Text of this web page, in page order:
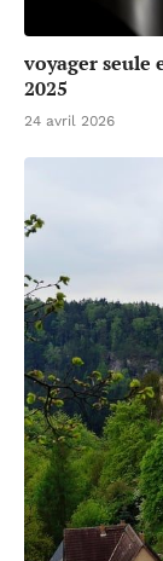
voyager seule
2025
24 avril 2026